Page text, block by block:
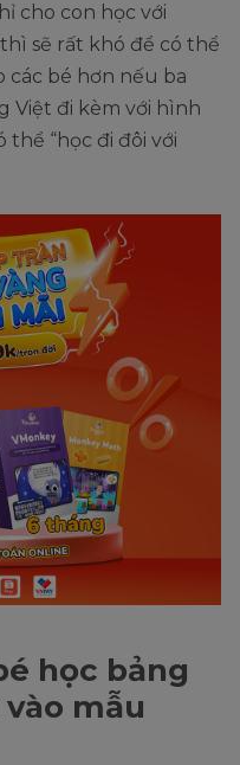
cho con học với
sẽ rất khó để có thể
các bé hơn nếu ba
Việt đi kèm với hình
thể “học đi đôi với
học bảng
mẫu